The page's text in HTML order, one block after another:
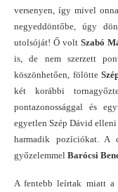
versenyen, így mivel
negyeddöntőbe, úgy
utolsóját! Ő volt Szabó
is, de nem szerzett
köszönhetően, fölötte
két korábbi
pontazonossággal és
egyetlen Szép Dávid
harmadik pozíciókat. A
győzelemmel Barócsi
A fentebb leírtak miatt a